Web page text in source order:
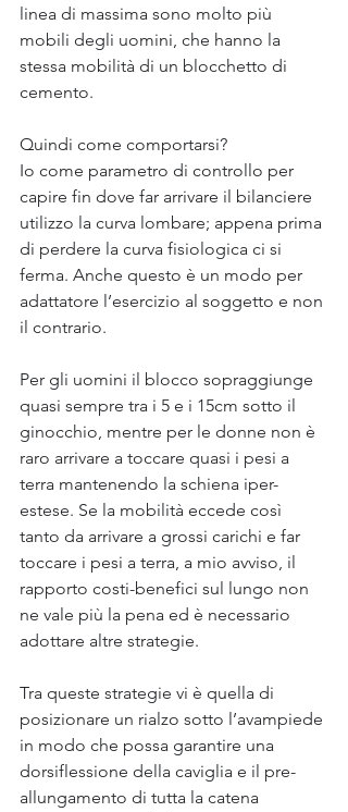
linea di massima sono molto più
mobili degli uomini, che hanno la
stessa mobilità di un blocchetto di
cemento.
Quindi come comportarsi?
Io come parametro di controllo per
capire fin dove far arrivare il bilanciere
utilizzo la curva lombare; appena prima
di perdere la curva fisiologica ci si
ferma. Anche questo è un modo per
adattatore l’esercizio al soggetto e non
il contrario.
Per gli uomini il blocco sopraggiunge
quasi sempre tra i 5 e i 15cm sotto il
ginocchio, mentre per le donne non è
raro arrivare a toccare quasi i pesi a
terra mantenendo la schiena iper-
estese. Se la mobilità eccede così
tanto da arrivare a grossi carichi e far
toccare i pesi a terra, a mio avviso, il
rapporto costi-benefici sul lungo non
ne vale più la pena ed è necessario
adottare altre strategie.
Tra queste strategie vi è quella di
posizionare un rialzo sotto l’avampiede
in modo che possa garantire una
dorsiflessione della caviglia e il pre-
allungamento di tutta la catena